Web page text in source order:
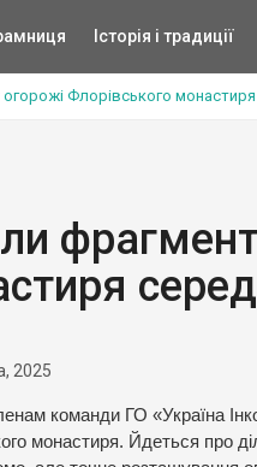
Історія і традиції
Флорівського монастиря
2025
команди ГО «Україна
монастиря. Йдеться про